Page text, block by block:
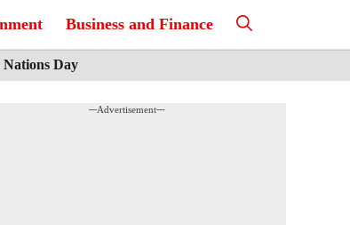
Business and Finance
Day
---Advertisement---